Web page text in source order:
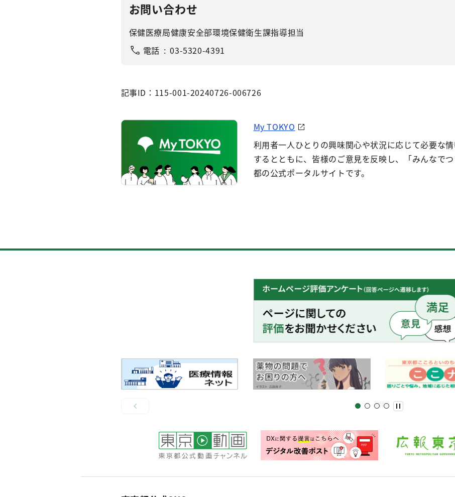
お問い合わせ
保健医療局健康安全部環境保健衛生課指導担当
電話
03-5320-4391
記事ID：115-001-20240726-006726
My TOKYO
利用者一人ひとりの興味関心や状況に応じて必要な
するとともに、皆様のご意見を反映し、「みんなで
都の公式ポータルサイトです。